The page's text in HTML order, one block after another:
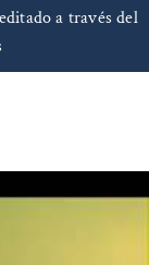
a través del